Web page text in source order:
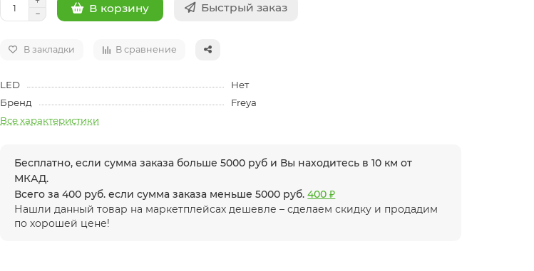
В корзину Быстрый заказ
В закладки В сравнение
LED
Нет
Бренд
Freya
Все характеристики
Бесплатно, если сумма заказа больше 5000 руб и Вы находитесь в 10 км от
МКАД.
Всего за 400 руб. если сумма заказа меньше 5000 руб.400 ₽
Нашли данный товар на маркетплейсах дешевле – сделаем скидку и продадим
по хорошей цене!